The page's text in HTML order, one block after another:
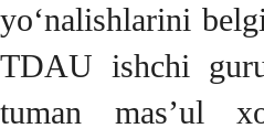
yo‘nalishlarini
TDAU ishchi
tuman mas’ul